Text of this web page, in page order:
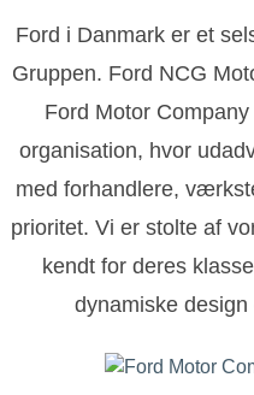
Ford i Danmark er et
Gruppen. Ford NCG
Ford Motor
organisation, hvor
med forhandlere,
prioritet. Vi er stolte af
kendt for deres
dynamiske